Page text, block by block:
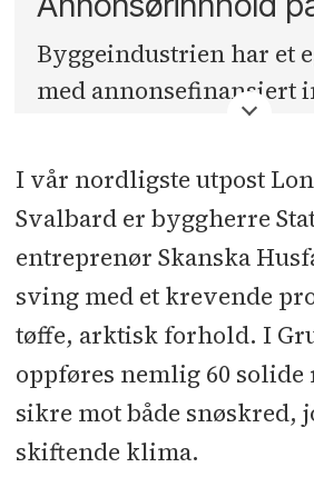
Dokumenterte
at OBOS Block Watne
Hvordan oppnå kravet
materialer til taket?
Se skrekkbilder fra
får regelmessig tilsyn
Med Litex
du ta et endelig
smøremembran!
Her fortsetter trenden
Byggeindustrien har et
med annonsefinansiert
knyttet opp mot
journalister eller
en distribusjonskanal
innholdsmateriell.
I vår nordligste utpost
Svalbard er byggherre
entreprenør Skanska
sving med et krevende
tøffe, arktisk forhold. I
oppføres nemlig 60 solide
sikre mot både snøskred,
skiftende klima.